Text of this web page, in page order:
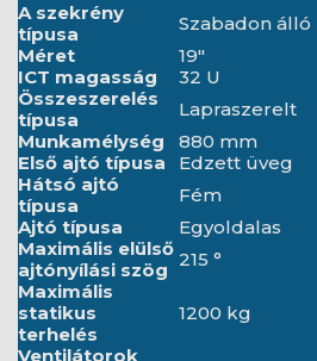
A szekrény
típusa
Szabadon álló
Méret
19"
ICT magasság
32 U
Összeszerelés
típusa
Lapraszerelt
Munkamélység
880 mm
Első ajtó típusa
Edzett üveg
Hátsó ajtó
típusa
Fém
Ajtó típusa
Egyoldalas
Maximális elülső
ajtónyílási szög 215 °
Maximális
statikus
terhelés
1200 kg
Ventilátorok